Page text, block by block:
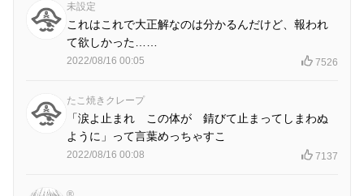
未設定
これはこれで大正解なのは分かるんだけど、報われ
て欲しかった……
2022/08/16 00:05 7526
たこ焼きクレープ
「涙よ止まれ この体が 錆びて止まってしまわぬ
ように」って言葉めっちゃすこ
2022/08/16 00:08 7137